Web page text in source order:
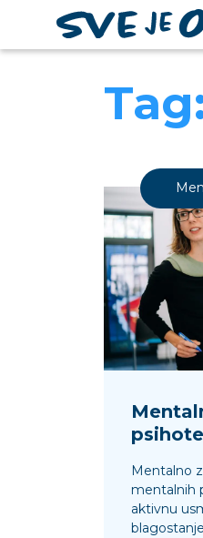
Mentalno
mentalnih
aktivnu